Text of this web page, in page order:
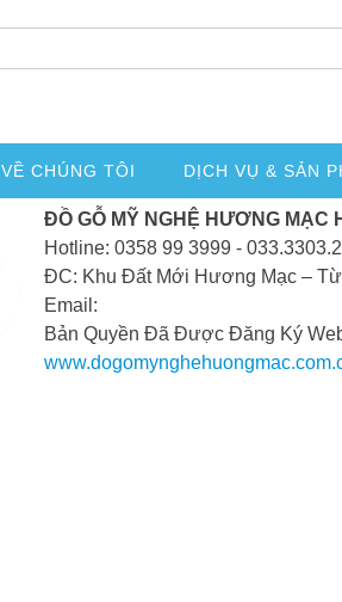
VỀ CHÚNG TÔI DỊCH VỤ & SẢN
ĐỒ GỖ MỸ NGHỆ HƯƠNG MẠC
Hotline: 0358 99 3999 -
ĐC: Khu Đất Mới Hương Mạc –
Email:
Bản Quyền Đã Được Đăng Ký